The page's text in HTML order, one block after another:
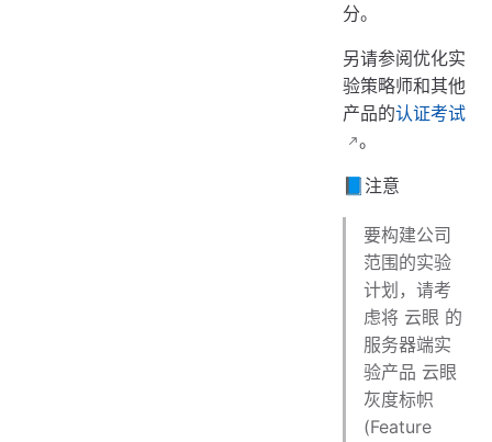
分。
另请参阅优化实
验策略师和其他
产品的认证考试
。
📘注意
要构建公司
范围的实验
计划，请考
虑将 云眼 的
服务器端实
验产品 云眼
灰度标帜
(Feature